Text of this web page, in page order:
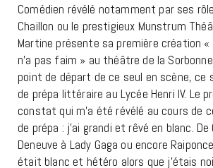
Comédien révélé notamment par ses
Chaillon ou le prestigieux Munstrum
Martine présente sa première création «
n’a pas faim » au théâtre de la
point de départ de ce seul en scène, ce
de prépa littéraire au Lycée Henri IV. Le
constat qui m’a été révélé au cours de
de prépa : j’ai grandi et rêvé en blanc.
Deneuve à Lady Gaga ou encore
était blanc et hétéro alors que j’étais